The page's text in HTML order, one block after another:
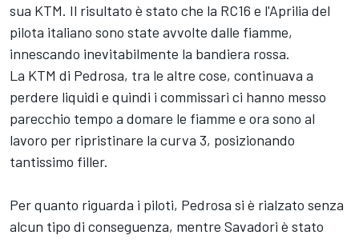
sua KTM. Il risultato è stato che la RC16 e l'Aprilia del
pilota italiano sono state avvolte dalle fiamme,
innescando inevitabilmente la bandiera rossa.
La KTM di Pedrosa, tra le altre cose, continuava a
perdere liquidi e quindi i commissari ci hanno messo
parecchio tempo a domare le fiamme e ora sono al
lavoro per ripristinare la curva 3, posizionando
tantissimo filler.
Per quanto riguarda i piloti, Pedrosa si è rialzato senza
alcun tipo di conseguenza, mentre Savadori è stato